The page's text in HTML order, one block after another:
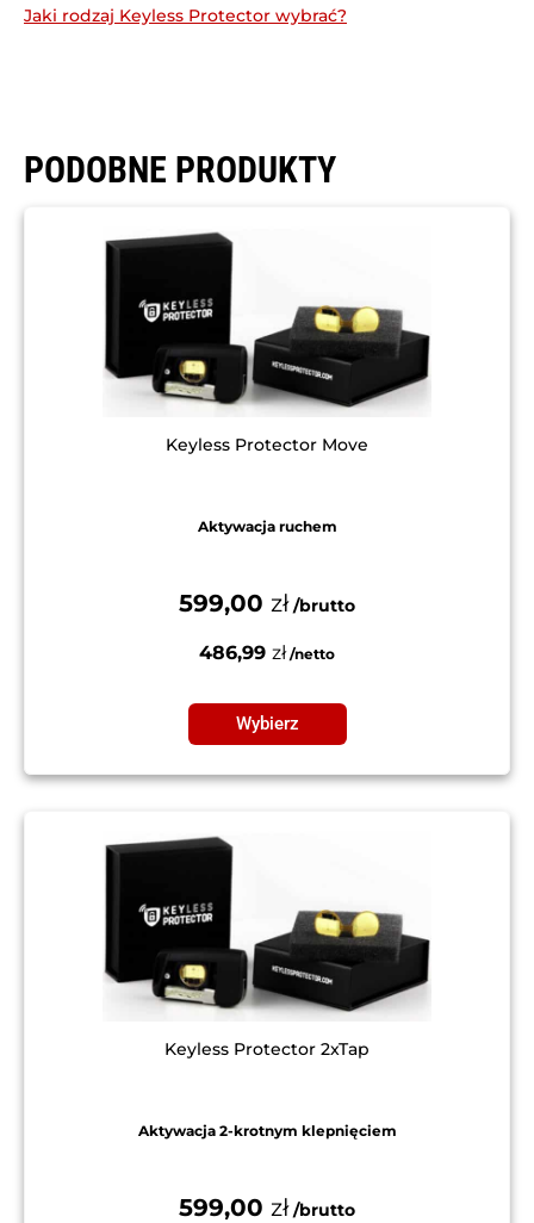
Jaki rodzaj Keyless Protector wybrać?
PODOBNE PRODUKTY
Keyless Protector Move
Aktywacja ruchem
599,00 zł
486,99 zł
Wybierz
Keyless Protector 2xTap
Aktywacja 2-krotnym klepnięciem
599,00 zł